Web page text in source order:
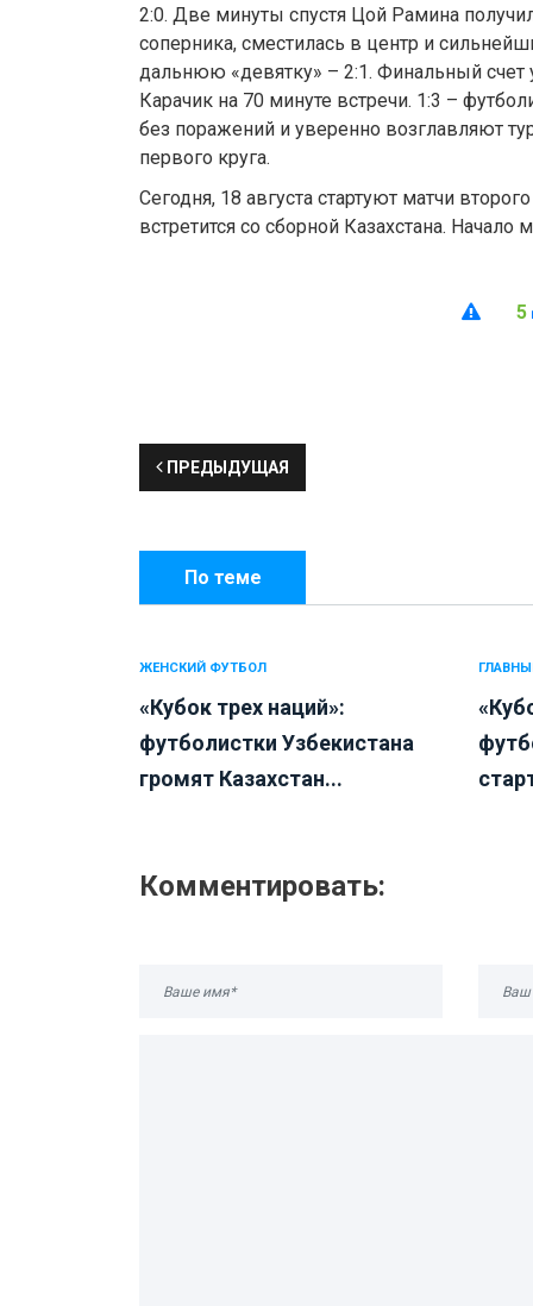
2:0. Две минуты спустя Цой Рамина
соперника, сместилась в центр и
дальнюю «девятку» – 2:1. Финальный счет
Карачик на 70 минуте встречи. 1:3 –
без поражений и уверенно возглавляют
первого круга.
Сегодня, 18 августа стартуют матчи
встретится со сборной Казахстана. Начало
5
ПРЕДЫДУЩАЯ
По теме
ЖЕНСКИЙ ФУТБОЛ
«Кубок трех наций»:
футболистки Узбекистана
громят Казахстан...
Комментировать: